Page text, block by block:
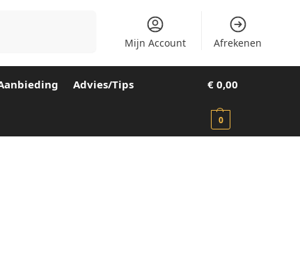
Mijn Account Afrekenen
Advies/Tips €0,00
0